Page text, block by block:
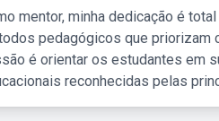
mentor, minha dedicação é
pedagógicos que priorizam
é orientar os estudantes em
reconhecidas pelas